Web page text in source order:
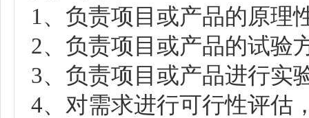
1、负责项目或产品的原理
2、负责项目或产品的试验
3、负责项目或产品进行实
4、对需求进行可行性评估